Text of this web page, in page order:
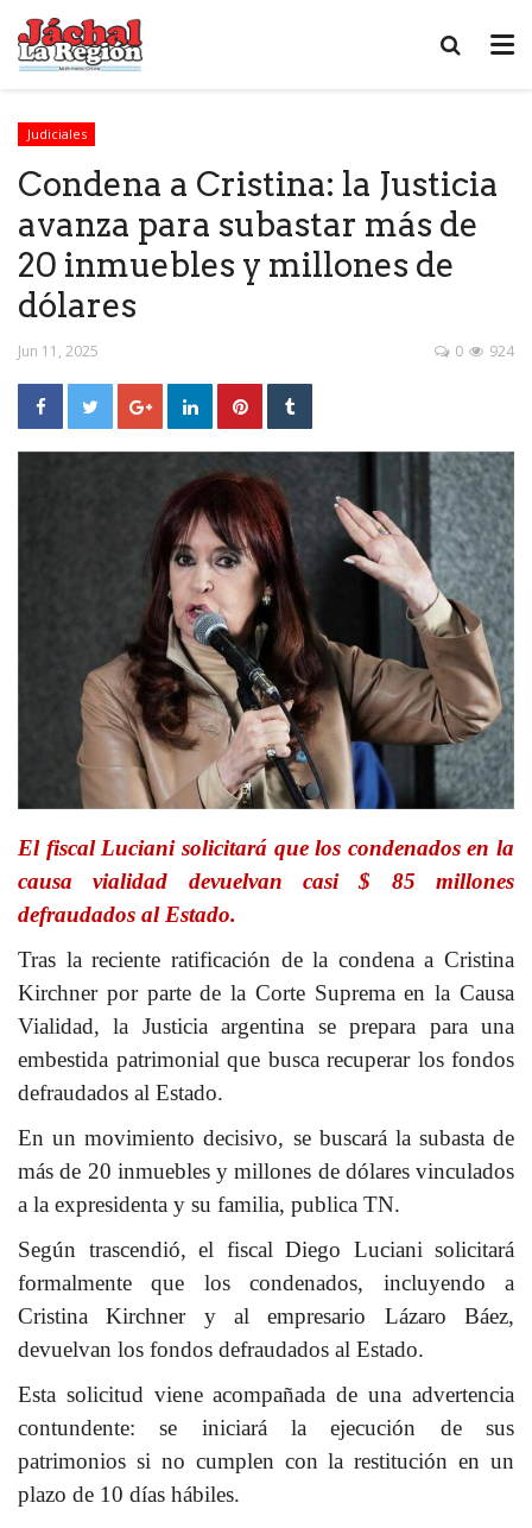
Judiciales
Condena a Cristina: la Justicia
avanza para subastar más de
20 inmuebles y millones de
dólares
Jun 11, 2025 924
0
El fiscal Luciani solicitará que los condenados en la
causa vialidad devuelvan casi $ 85 millones
defraudados al Estado.
Tras la reciente ratificación de la condena a Cristina
Kirchner por parte de la Corte Suprema en la Causa
Vialidad, la Justicia argentina se prepara para una
embestida patrimonial que busca recuperar los fondos
defraudados al Estado.
En un movimiento decisivo, se buscará la subasta de
más de 20 inmuebles y millones de dólares vinculados
a la expresidenta y su familia, publica TN.
Según trascendió, el fiscal Diego Luciani solicitará
formalmente que los condenados, incluyendo a
Cristina Kirchner y al empresario Lázaro Báez,
devuelvan los fondos defraudados al Estado.
Esta solicitud viene acompañada de una advertencia
contundente: se iniciará la ejecución de sus
patrimonios si no cumplen con la restitución en un
plazo de 10 días hábiles.